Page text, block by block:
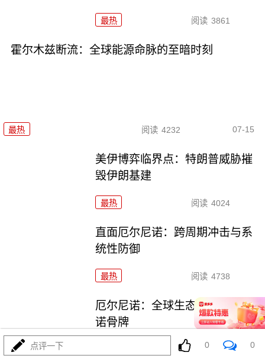
最热 阅读 3861
霍尔木兹断流：全球能源命脉的至暗时刻
最热 阅读 4232 07-15
美伊博弈临界点：特朗普威胁摧
毁伊朗基建
最热 阅读 4024
直面厄尔尼诺：跨周期冲击与系
统性防御
最热 阅读 4738
厄尔尼诺：全球生态系统的多米
诺骨牌
阅读 4656
点评一下 0 0